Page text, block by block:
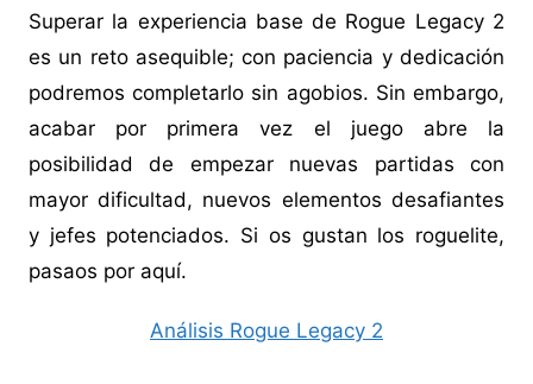
Superar la experiencia base de Rogue Legacy 2
es un reto asequible; con paciencia y dedicación
podremos completarlo sin agobios. Sin embargo,
acabar por primera vez el juego abre la
posibilidad de empezar nuevas partidas con
mayor dificultad, nuevos elementos desafiantes
y jefes potenciados. Si os gustan los roguelite,
pasaos por aquí.
Análisis Rogue Legacy 2